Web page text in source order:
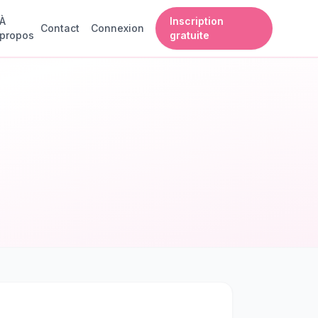
À
propos
Contact Connexion
Inscription
gratuite